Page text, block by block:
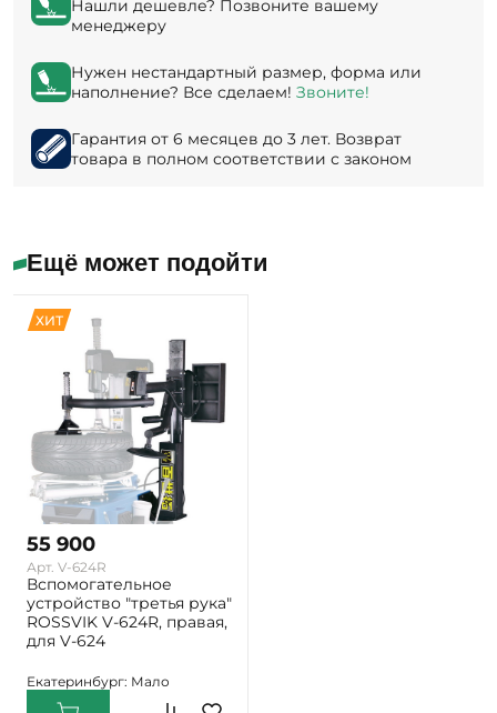
Нашли дешевле? Позвоните вашему
менеджеру
Нужен нестандартный размер, форма или
наполнение? Все сделаем! Звоните!
Гарантия от 6 месяцев до 3 лет. Возврат
товара в полном соответствии с законом
Ещё может подойти
ХИТ
55 900
Арт. V-624R
Вспомогательное
устройство "третья рука"
ROSSVIK V-624R, правая,
для V-624
Екатеринбург: Мало